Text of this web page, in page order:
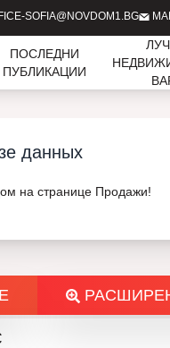
SOFIA@NOVDOM1.BG
ПОСЛЕДНИ
ПУБЛИКАЦИИ
данных
на странице Продажи!